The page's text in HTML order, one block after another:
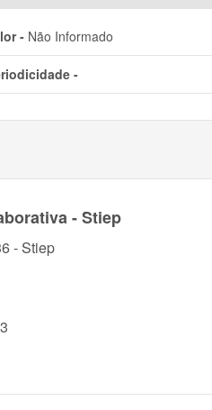
-Não Informado
-
- Stiep
- Stiep